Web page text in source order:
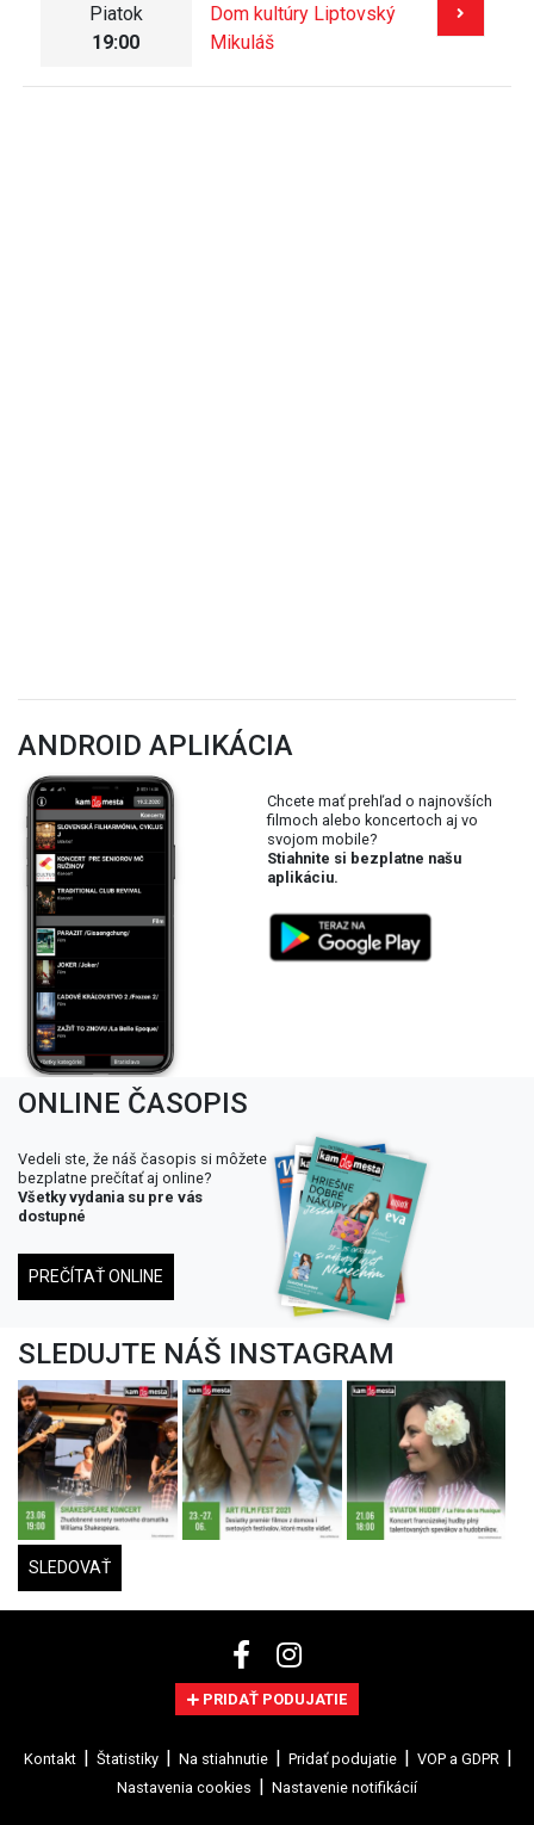
Piatok
19:00
Dom kultúry Liptovský
Mikuláš
ANDROID APLIKÁCIA
Chcete mať prehľad o najnovších
filmoch alebo koncertoch aj vo
svojom mobile?
Stiahnite si bezplatne našu
aplikáciu.
ONLINE ČASOPIS
Vedeli ste, že náš časopis si môžete
bezplatne prečítať aj online?
Všetky vydania su pre vás
dostupné
PREČÍTAŤ ONLINE
SLEDUJTE NÁŠ INSTAGRAM
SLEDOVAŤ
PRIDAŤ PODUJATIE
Kontakt Štatistiky Na stiahnutie Pridať podujatie
VOP a GDPR
Nastavenia cookies
Nastavenie notifikácií